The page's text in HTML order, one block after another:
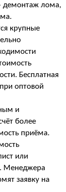
демонтаж лома,
крупные
Бесплатная
оптовой
и
более
приёма.
или
Менеджера
заявку на